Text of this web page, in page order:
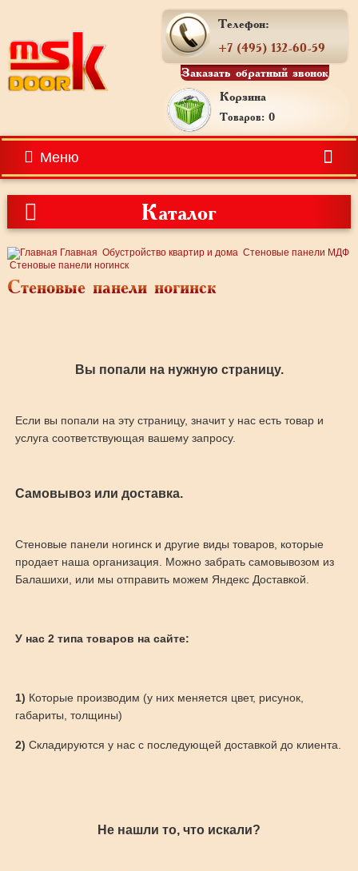
Телефон:
+7 (495) 132-60-59
Заказать обратный звонок
Корзина
Товаров: 0
Меню
Каталог
Главная Обустройство квартир и дома Стеновые панели МДФ
Стеновые панели ногинск
Стеновые панели ногинск
Вы попали на нужную страницу.
Если вы попали на эту страницу, значит у нас есть товар и
услуга соответствующая вашему запросу.
Самовывоз или доставка.
Стеновые панели ногинск и другие виды товаров, которые
продает наша организация. Можно забрать самовывозом из
Балашихи, или мы отправить можем Яндекс Доставкой.
У нас 2 типа товаров на сайте:
1) Которые производим (у них меняется цвет, рисунок,
габариты, толщины)
2) Складируются у нас с последующей доставкой до клиента.
Не нашли то, что искали?